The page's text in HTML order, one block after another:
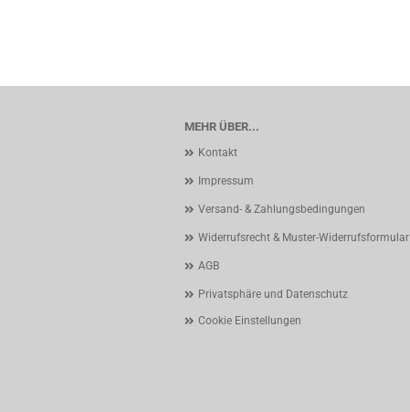
MEHR ÜBER...
Kontakt
Impressum
Versand- & Zahlungsbedingungen
Widerrufsrecht & Muster-Widerrufsformular
AGB
Privatsphäre und Datenschutz
Cookie Einstellungen